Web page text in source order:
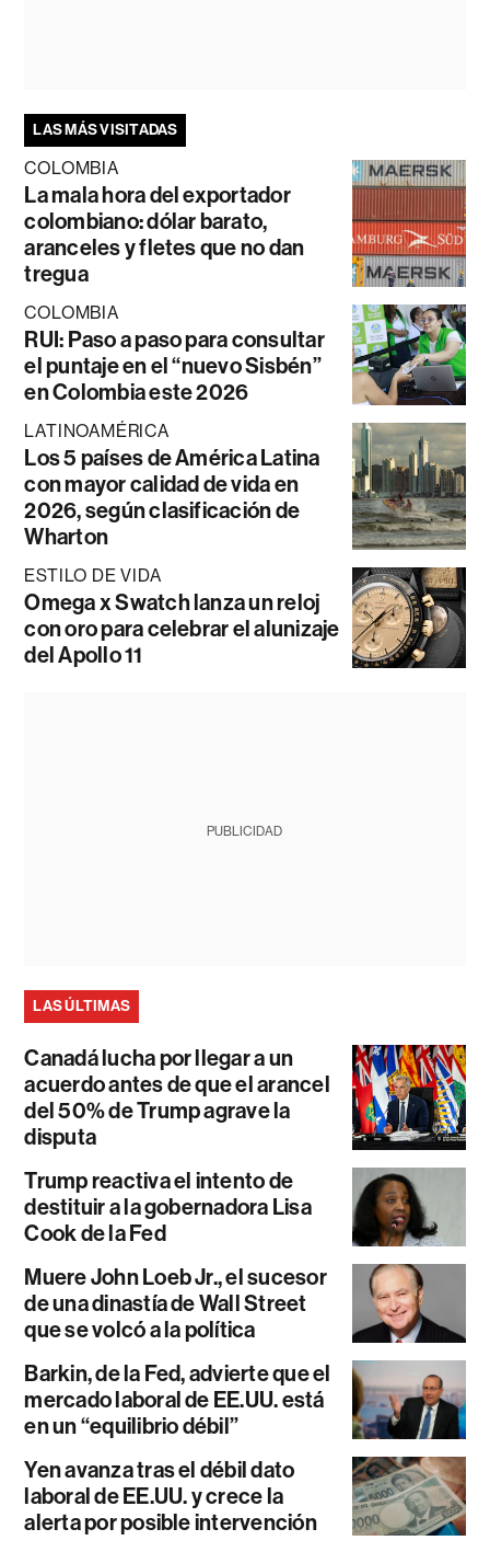
LAS MÁS VISITADAS
COLOMBIA
La mala hora del exportador
colombiano: dólar barato,
aranceles y fletes que no dan
tregua
COLOMBIA
RUI: Paso a paso para consultar
el puntaje en el “nuevo Sisbén”
en Colombia este 2026
LATINOAMÉRICA
Los 5 países de América Latina
con mayor calidad de vida en
2026, según clasificación de
Wharton
ESTILO DE VIDA
Omega x Swatch lanza un reloj
con oro para celebrar el alunizaje
del Apollo 11
PUBLICIDAD
LAS ÚLTIMAS
Canadá lucha por llegar a un
acuerdo antes de que el arancel
del 50% de Trump agrave la
disputa
Trump reactiva el intento de
destituir a la gobernadora Lisa
Cook de la Fed
Muere John Loeb Jr., el sucesor
de una dinastía de Wall Street
que se volcó a la política
Barkin, de la Fed, advierte que el
mercado laboral de EE.UU. está
en un “equilibrio débil”
Yen avanza tras el débil dato
laboral de EE.UU. y crece la
alerta por posible intervención